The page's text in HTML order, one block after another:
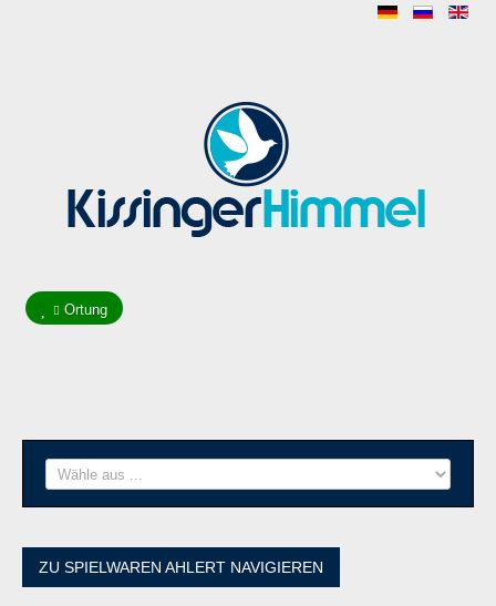
Ortung
ZU SPIELWAREN AHLERT NAVIGIEREN